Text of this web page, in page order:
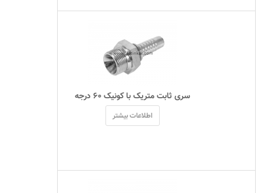
سری ثابت متریک با کونیک ۶۰ درجه
اطلاعات بیشتر